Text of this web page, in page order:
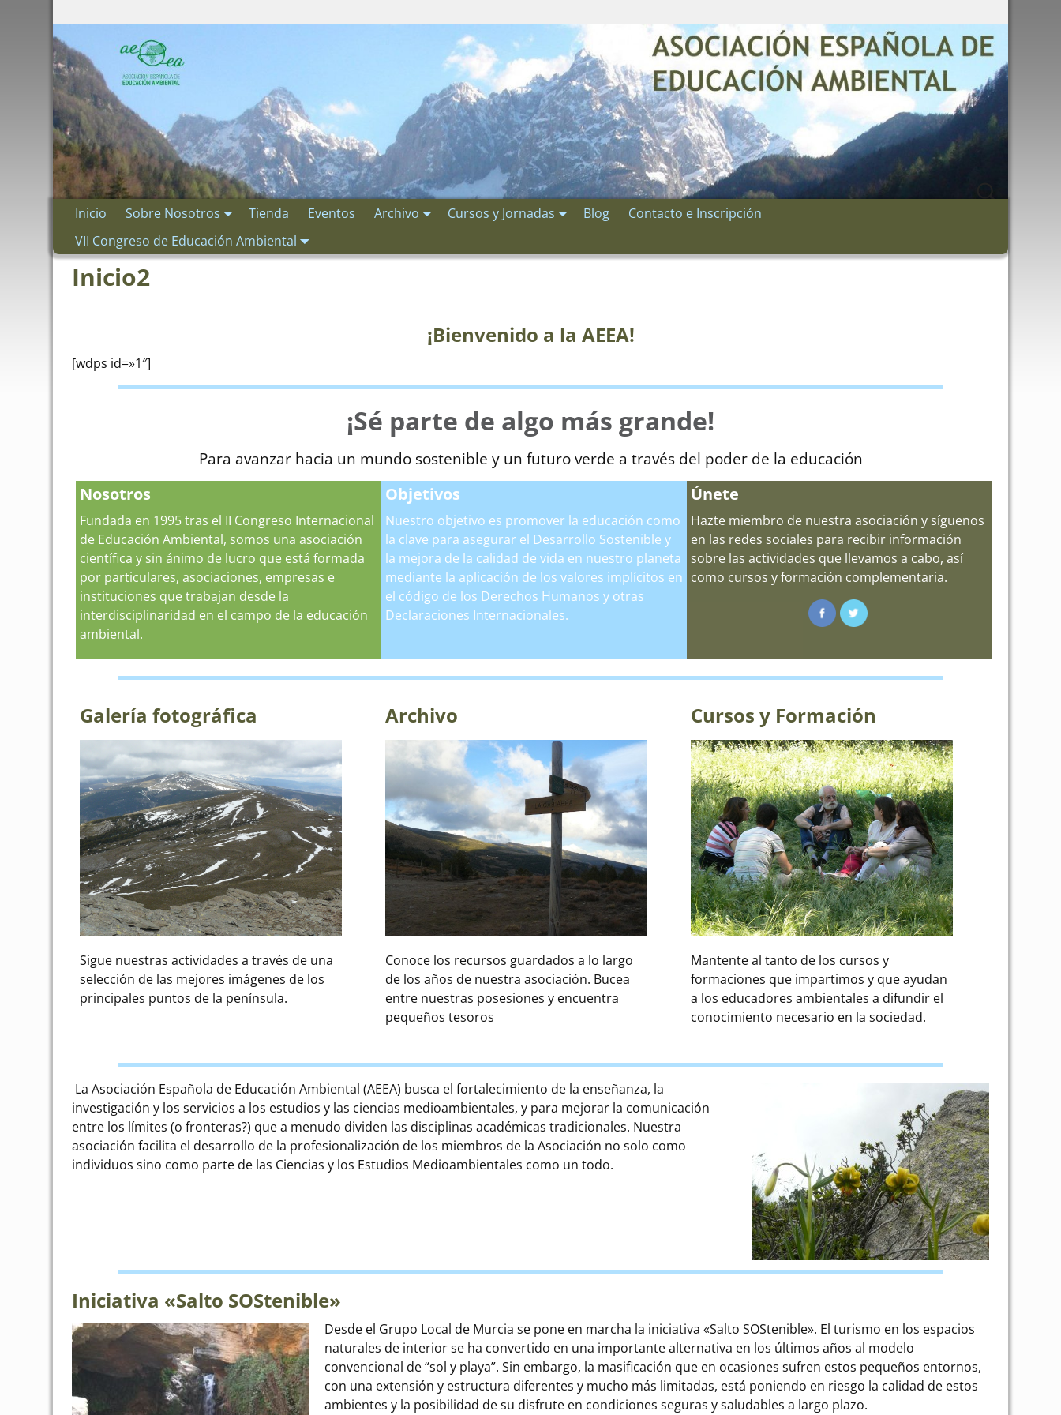
Inicio Sobre Nosotros Tienda Eventos Archivo Cursos y Jornadas Blog
Contacto e Inscripción
VII Congreso de Educación Ambiental
Inicio2
¡Bienvenido a la AEEA!
[wdps id=»1″]
¡Sé parte de algo más grande!
Para avanzar hacia un mundo sostenible y un futuro verde a través del poder de la educación
Nosotros
Fundada en 1995 tras el II Congreso Internacional
de Educación Ambiental, somos una asociación
científica y sin ánimo de lucro que está formada
por particulares, asociaciones, empresas e
instituciones que trabajan desde la
interdisciplinaridad en el campo de la educación
ambiental.
Objetivos
Nuestro objetivo es promover la educación como
la clave para asegurar el Desarrollo Sostenible y
la mejora de la calidad de vida en nuestro planeta
mediante la aplicación de los valores implícitos en
el código de los Derechos Humanos y otras
Declaraciones Internacionales.
Únete
Hazte miembro de nuestra asociación y síguenos
en las redes sociales para recibir información
sobre las actividades que llevamos a cabo, así
como cursos y formación complementaria.
Galería fotográfica
Sigue nuestras actividades a través de una
selección de las mejores imágenes de los
principales puntos de la península.
Archivo
Conoce los recursos guardados a lo largo
de los años de nuestra asociación. Bucea
entre nuestras posesiones y encuentra
pequeños tesoros
Cursos y Formación
Mantente al tanto de los cursos y
formaciones que impartimos y que ayudan
a los educadores ambientales a difundir el
conocimiento necesario en la sociedad.
La Asociación Española de Educación Ambiental (AEEA) busca el fortalecimiento de la enseñanza, la
investigación y los servicios a los estudios y las ciencias medioambientales, y para mejorar la comunicación
entre los límites (o fronteras?) que a menudo dividen las disciplinas académicas tradicionales. Nuestra
asociación facilita el desarrollo de la profesionalización de los miembros de la Asociación no solo como
individuos sino como parte de las Ciencias y los Estudios Medioambientales como un todo.
Iniciativa «Salto SOStenible»
Desde el Grupo Local de Murcia se pone en marcha la iniciativa «Salto SOStenible». El turismo en los espacios
naturales de interior se ha convertido en una importante alternativa en los últimos años al modelo
convencional de “sol y playa”. Sin embargo, la masificación que en ocasiones sufren estos pequeños entornos,
con una extensión y estructura diferentes y mucho más limitadas, está poniendo en riesgo la calidad de estos
ambientes y la posibilidad de su disfrute en condiciones seguras y saludables a largo plazo.